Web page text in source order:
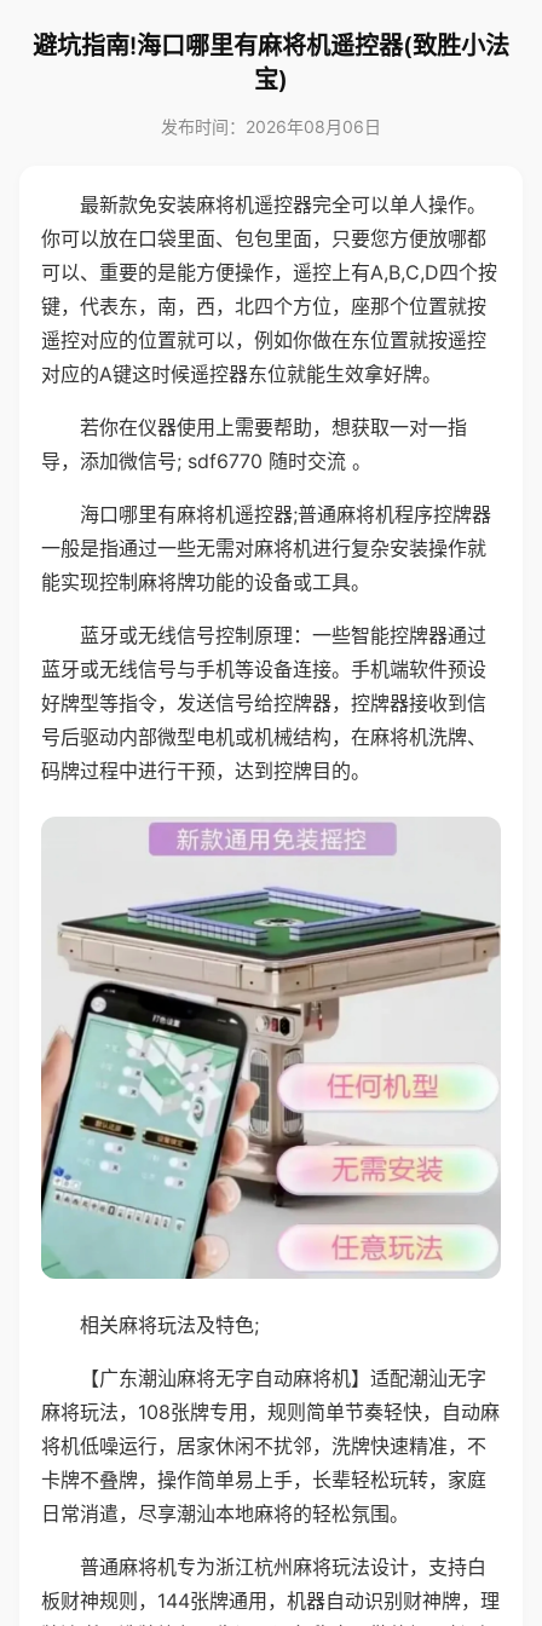
避坑指南!海口哪里有麻将机遥控器(致胜小法
宝)
发布时间：2026年08月06日
最新款免安装麻将机遥控器完全可以单人操作。
你可以放在口袋里面、包包里面，只要您方便放哪都
可以、重要的是能方便操作，遥控上有A,B,C,D四个按
键，代表东，南，西，北四个方位，座那个位置就按
遥控对应的位置就可以，例如你做在东位置就按遥控
对应的A键这时候遥控器东位就能生效拿好牌。
若你在仪器使用上需要帮助，想获取一对一指
导，添加微信号; sdf6770 随时交流 。
海口哪里有麻将机遥控器;普通麻将机程序控牌器
一般是指通过一些无需对麻将机进行复杂安装操作就
能实现控制麻将牌功能的设备或工具。
蓝牙或无线信号控制原理：一些智能控牌器通过
蓝牙或无线信号与手机等设备连接。手机端软件预设
好牌型等指令，发送信号给控牌器，控牌器接收到信
号后驱动内部微型电机或机械结构，在麻将机洗牌、
码牌过程中进行干预，达到控牌目的。
相关麻将玩法及特色;
【广东潮汕麻将无字自动麻将机】适配潮汕无字
麻将玩法，108张牌专用，规则简单节奏轻快，自动麻
将机低噪运行，居家休闲不扰邻，洗牌快速精准，不
卡牌不叠牌，操作简单易上手，长辈轻松玩转，家庭
日常消遣，尽享潮汕本地麻将的轻松氛围。
普通麻将机专为浙江杭州麻将玩法设计，支持白
板财神规则，144张牌通用，机器自动识别财神牌，理